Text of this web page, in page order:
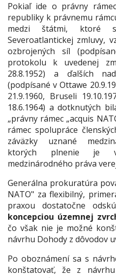
Pokiaľ ide o právny
republiky k právnemu
medzi štátmi, ktoré
Severoatlantickej zmluvy,
ozbrojených síl
protokolu k uvedenej
28.8.1952) a ďalších
(podpísané v Ottawe
21.9.1960, Bruseli
18.6.1964) a dotknutých
„právny rámec „acquis
rámec spolupráce
záväzky uznané
ktorých plnenie je
medzinárodného práva
Generálna prokuratúra
NATO" za flexibilný,
praxou dostatočne
koncepciou územnej
čo však nie je možné
návrhu Dohody z dôvodov
Po oboznámení sa s
konštatovať, že z